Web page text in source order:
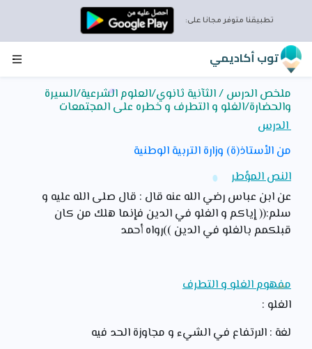
تطبيقنا متوفر مجانا على:
توب أكاديمي
ملخص الدرس / الثآنية ثانوي/العلوم الشرعية/السيرة
والحضارة/الغلو و التطرف و خطره على المجتمعات
الدرس
من الأستاذ(ة) وزارة التربية الوطنية
النص المؤطر
عن ابن عباس رضي الله عنه قال : قال صلى الله عليه و
سلم:(( إياكم و الغلو في الدين فإنما هلك من كان
قبلكمم بالغلو في الدين ))رواه أحمد
مفهوم الغلو و التطرف
الغلو :
لغة : الارتفاع في الشيء و مجاوزة الحد فيه
اقتصد الإنترنت و إستمتع بتطبيق توب أكاديمي
بإستعمال التطبيق للمراجعة ستوفر الإنترنت و تتمتع بمحتوى
غني يمكنك من التفوق في الدراسة
إضغط على زر التحميل الان لتلتحق بالتلاميذ الذين يتفوقون
بفضل التطبيق توب أكاديمي